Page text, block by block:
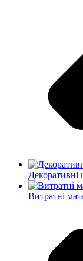
Декоративні
Витратні